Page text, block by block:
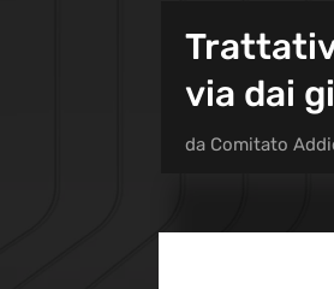
via dai
da Comitato